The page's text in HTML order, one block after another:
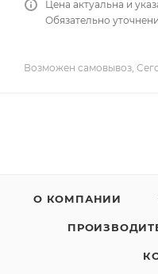
Цена актуальна и
Обязательно
Возможен самовывоз,
О КОМПАНИИ